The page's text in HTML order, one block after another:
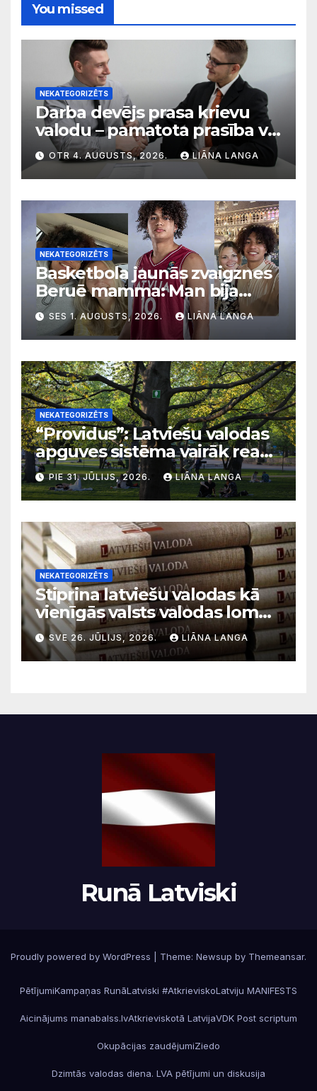
You missed
NEKATEGORIZĒTS
Darba devējs prasa krievu
valodu – pamatota prasība vai
diskriminācija? Skaidro VDI
OTR 4. AUGUSTS, 2026. LIĀNA LANGA
NEKATEGORIZĒTS
Basketbola jaunās zvaigznes
Beruē mamma: Man bija
svarīgi, lai bērni apgūst
latviešu valodu
SES 1. AUGUSTS, 2026. LIĀNA LANGA
NEKATEGORIZĒTS
“Providus”: Latviešu valodas
apguves sistēma vairāk reaģē
uz krīzēm nekā ilgtermiņa
migrācijas tendencēm
PIE 31. JŪLIJS, 2026. LIĀNA LANGA
NEKATEGORIZĒTS
Stiprina latviešu valodas kā
vienīgās valsts valodas lomu
sabiedriskajos medijos
SVE 26. JŪLIJS, 2026. LIĀNA LANGA
Runā Latviski
Proudly powered by WordPress Theme: Newsup by Themeansar.
PētījumiKampaņas RunāLatviski #AtkrieviskoLatviju MANIFESTS
Aicinājums manabalss.lvAtkrieviskotā LatvijaVDK Post scriptum
Okupācijas zaudējumiZiedo
Dzimtās valodas diena. LVA pētījumi un diskusija